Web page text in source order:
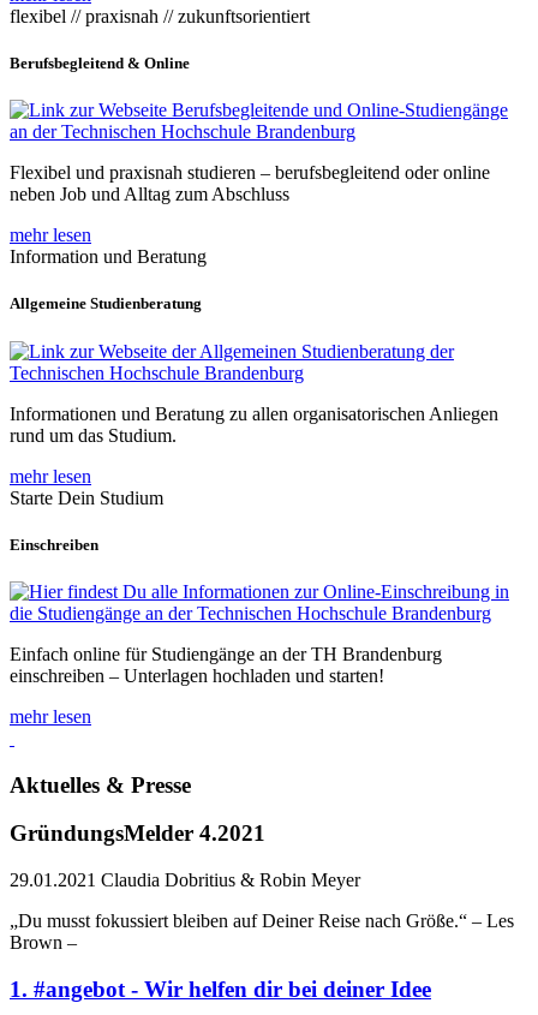
flexibel // praxisnah // zukunftsorientiert
Berufsbegleitend & Online
Flexibel und praxisnah studieren – berufsbegleitend oder online
neben Job und Alltag zum Abschluss
mehr lesen
Information und Beratung
Allgemeine Studienberatung
Informationen und Beratung zu allen organisatorischen Anliegen
rund um das Studium.
mehr lesen
Starte Dein Studium
Einschreiben
Einfach online für Studiengänge an der TH Brandenburg
einschreiben – Unterlagen hochladen und starten!
mehr lesen
Aktuelles & Presse
GründungsMelder 4.2021
29.01.2021 Claudia Dobritius & Robin Meyer
„Du musst fokussiert bleiben auf Deiner Reise nach Größe.“ – Les
Brown –
1. #angebot - Wir helfen dir bei deiner Idee